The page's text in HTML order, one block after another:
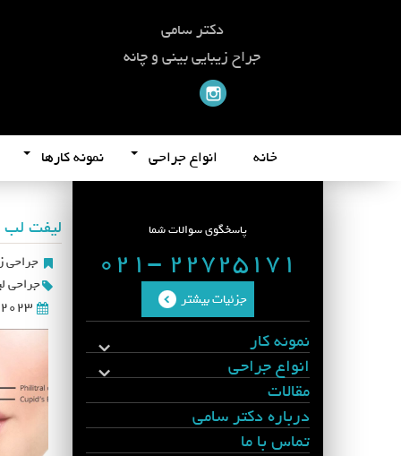
دکتر سامی
جراح زیبایی بینی و چانه
خانه انواع جراحی نمونه کارها
لیفت لب
جراحی
جراحی
2023
پاسخگوی سوالات شما
22725171 -021
جزئیات بیشتر
نمونه کار
انواع جراحی
مقالات
درباره دکتر سامی
تماس با ما